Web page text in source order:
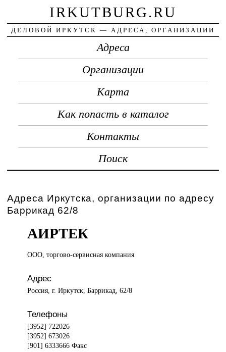
IRKUTBURG.RU
ДЕЛОВОЙ ИРКУТСК — АДРЕСА, ОРГАНИЗАЦИИ
Адреса
Организации
Карта
Как попасть в каталог
Контакты
Поиск
Адреса Иркутска, организации по адресу
Баррикад 62/8
АИРТЕК
ООО, торгово-сервиснаякомпания
Адрес
Россия, г. Иркутск, Баррикад, 62/8
Телефоны
[3952] 722026
[3952] 673026
[901] 6333666 Факс